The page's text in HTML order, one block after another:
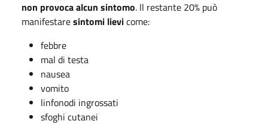
non provoca alcun sintomo. Il restante 20% può
manifestaresintomi lievicome:
febbre
mal di testa
nausea
vomito
linfonodi ingrossati
sfoghi cutanei